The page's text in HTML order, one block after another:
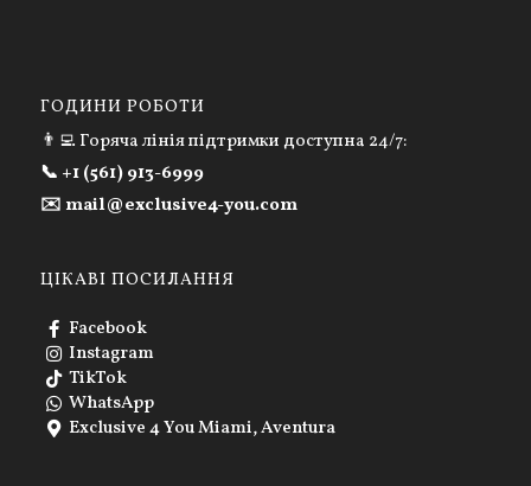
ГОДИНИ РОБОТИ
👨‍💻 Горяча лінія підтримки доступна 24/7:
📞 +1 (561) 913-6999
✉️ mail@exclusive4-you.com
ЦІКАВІ ПОСИЛАННЯ
Facebook
Instagram
TikTok
WhatsApp
Exclusive 4 You Miami, Aventura